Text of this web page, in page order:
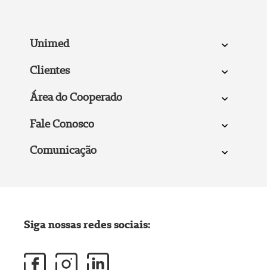
Unimed
Clientes
Área do Cooperado
Fale Conosco
Comunicação
Siga nossas redes sociais: